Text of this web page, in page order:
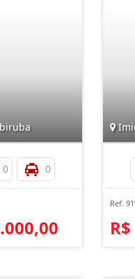
0 0
Ref.